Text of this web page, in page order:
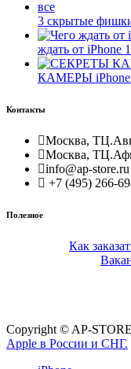
3 скрытые
ждать от iPhone
КАМЕРЫ iPhone
Контакты
Москва,
Москва,
info@ap-store.ru
+7 (495) 266-
Полезное
Как
Copyright © AP-
Apple в России и СНГ.